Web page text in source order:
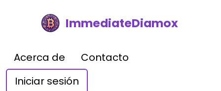
ImmediateDiamox
Acerca de
Contacto
Iniciar sesión